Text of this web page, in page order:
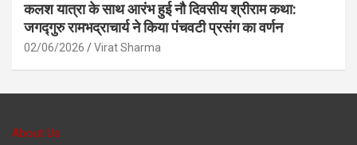
कलश यात्रा के साथ आरंभ हुई नौ दिवसीय श्रीराम कथा:
जगद्गुरु रामभद्राचार्य ने किया पंचवटी प्रसंग का वर्णन
02/06/2026 Virat Sharma
About Us